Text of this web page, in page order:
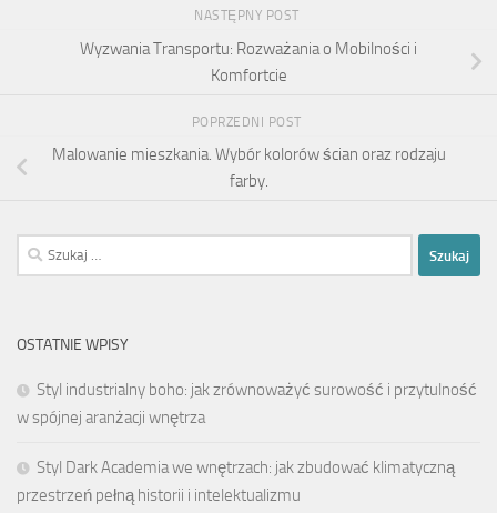
NASTĘPNY POST
Wyzwania Transportu: Rozważania o Mobilności i
Komfortcie
POPRZEDNI POST
Malowanie mieszkania. Wybór kolorów ścian oraz rodzaju
farby.
Szukaj:
OSTATNIE WPISY
Styl industrialny boho: jak zrównoważyć surowość i przytulność
w spójnej aranżacji wnętrza
Styl Dark Academia we wnętrzach: jak zbudować klimatyczną
przestrzeń pełną historii i intelektualizmu